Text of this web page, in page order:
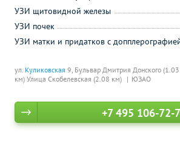
ул. Куликовская 9, Бульвар Дмитрия Донского
км) Улица Скобелевская (2.08 км) ЮЗАО
УЗИ щитовидной железы
УЗИ почек
УЗИ матки и придатков с
+7 495 106-72-